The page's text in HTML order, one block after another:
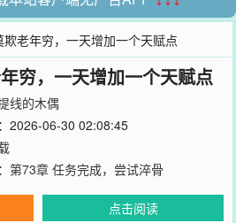
欺老年穷，一天增加一个天赋点
穷，一天增加一个天赋点
线的木偶
2026-06-30 02:08:45
第73章 任务完成，尝试淬骨
点击阅读